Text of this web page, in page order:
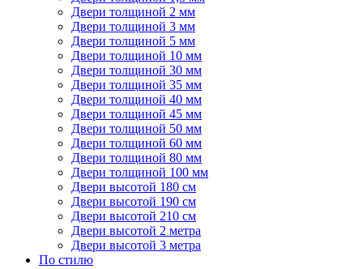
Двери толщиной 2 мм
Двери толщиной 3 мм
Двери толщиной 5 мм
Двери толщиной 10 мм
Двери толщиной 30 мм
Двери толщиной 35 мм
Двери толщиной 40 мм
Двери толщиной 45 мм
Двери толщиной 50 мм
Двери толщиной 60 мм
Двери толщиной 80 мм
Двери толщиной 100 мм
Двери высотой 180 см
Двери высотой 190 см
Двери высотой 210 см
Двери высотой 2 метра
Двери высотой 3 метра
По стилю